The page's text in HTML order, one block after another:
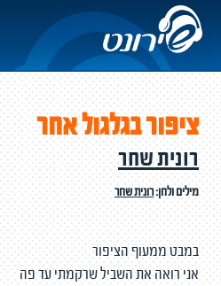
ציפור בגלגול אחר
רונית שחר
מילים ולחן:רונית שחר
במבט ממעוף הציפור
אני רואה את השביל שרקמתי עד פה